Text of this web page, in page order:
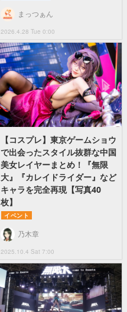
2026.4.28 Tue 0:00
まっつぁん
【コスプレ】東京ゲームショウ
で出会ったスタイル抜群な中国
美女レイヤーまとめ！『無限
大』『カレイドライダー』など
キャラを完全再現【写真40
枚】
イベント
2025.10.4 Sat 7:00
乃木章